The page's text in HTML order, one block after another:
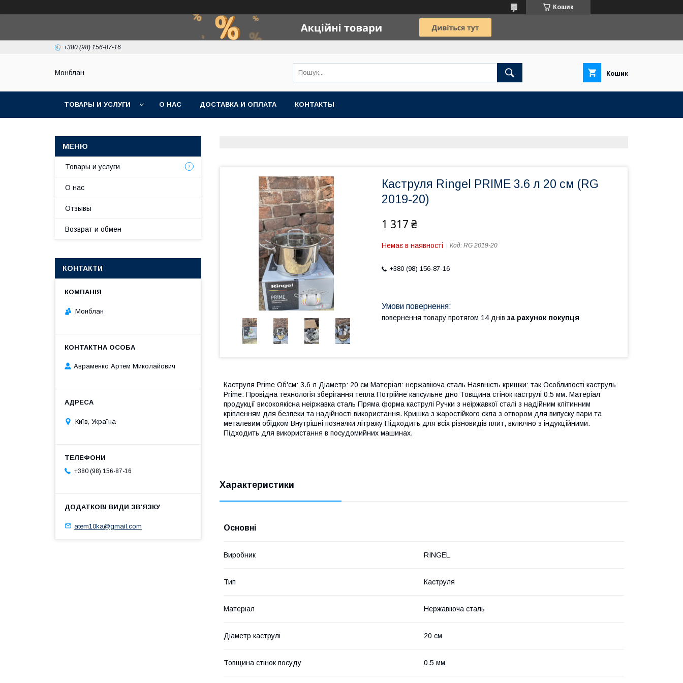
Кошик
+380 (98) 156-87-16
Монблан Кошик
ТОВАРЫ И УСЛУГИ О НАС ДОСТАВКА И ОПЛАТА КОНТАКТЫ
Каструля Ringel PRIME 3.6 л 20 см (RG
2019-20)
1 317 ₴
Немає в наявності Код: RG 2019-20
+380 (98) 156-87-16
повернення товару протягом 14 днів за рахунок покупця
Каструля Prime Об'єм: 3.6 л Діаметр: 20 см Матеріал: нержавіюча сталь Наявність кришки: так Особливості каструль
Prime: Провідна технологія зберігання тепла Потрійне капсульне дно Товщина стінок каструлі 0.5 мм. Матеріал
продукції високоякісна неіржавка сталь Пряма форма каструлі Ручки з неіржавкої сталі з надійним клітинним
кріпленням для безпеки та надійності використання. Кришка з жаростійкого скла з отвором для випуску пари та
металевим обідком Внутрішні позначки літражу Підходить для всіх різновидів плит, включно з індукційними.
Підходить для використання в посудомийних машинах.
Характеристики
Основні
Виробник RINGEL
Тип Каструля
Матеріал Нержавіюча сталь
Діаметр каструлі 20 см
Товщина стінок посуду 0.5 мм
Товары и услуги
О нас
Отзывы
Возврат и обмен
КОНТАКТИ
Монблан
Авраменко Артем Миколайович
Київ, Україна
+380 (98) 156-87-16
atem10ka@gmail.com